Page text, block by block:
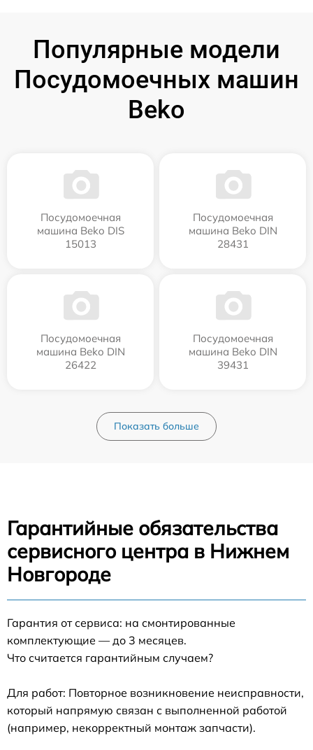
Популярные модели
Посудомоечных машин
Beko
Посудомоечная
машина Beko DIS
15013
Посудомоечная
машина Beko DIN
28431
Посудомоечная
машина Beko DIN
26422
Посудомоечная
машина Beko DIN
39431
Показать больше
Гарантийные обязательства
сервисного центра в Нижнем
Новгороде
Гарантия от сервиса: на смонтированные
комплектующие — до 3 месяцев.
Что считается гарантийным случаем?
Для работ: Повторное возникновение неисправности,
который напрямую связан с выполненной работой
(например, некорректный монтаж запчасти).